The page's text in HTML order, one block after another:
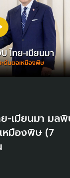
ย-เมียนมา มล
หมืองพิษ (7